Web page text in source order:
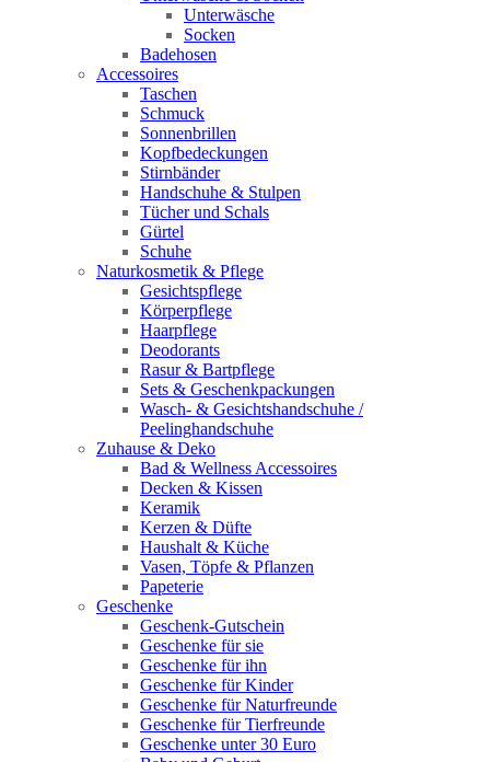
Unterwäsche
Socken
Badehosen
Accessoires
Taschen
Schmuck
Sonnenbrillen
Kopfbedeckungen
Stirnbänder
Handschuhe & Stulpen
Tücher und Schals
Gürtel
Schuhe
Naturkosmetik & Pflege
Gesichtspflege
Körperpflege
Haarpflege
Deodorants
Rasur & Bartpflege
Sets & Geschenkpackungen
Wasch‑ & Gesichtshandschuhe /
Peelinghandschuhe
Zuhause & Deko
Bad & Wellness Accessoires
Decken & Kissen
Keramik
Kerzen & Düfte
Haushalt & Küche
Vasen, Töpfe & Pflanzen
Papeterie
Geschenke
Geschenk-Gutschein
Geschenke für sie
Geschenke für ihn
Geschenke für Kinder
Geschenke für Naturfreunde
Geschenke für Tierfreunde
Geschenke unter 30 Euro